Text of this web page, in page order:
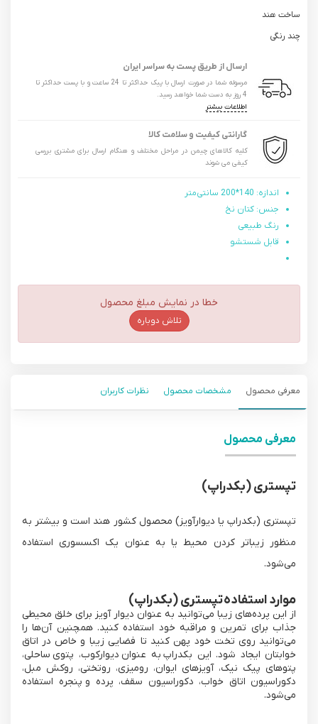
ساخت هند
چند رنگی
ارسال از طریق پست به سراسر ایران
مرسوله شما در صورت ارسال با پیک حداکثر تا 24 ساعت و با پست حداکثر تا
4 روز به دست شما خواهد رسید.
اطلاعات بیشتر
گارانتی کیفیت و سلامت کالا
کلیه کالاهای چیمن در مراحل مختلف و هنگام ارسال برای مشتری بررسی
کیفی می شوند
اندازه: 140*200 سانتی‌متر
جنس: کتان نخ
رنگ طبیعی
قابل شستشو
خطا در نمایش مبلغ محصول
تلاش دوباره
معرفی محصول مشخصات محصول نظرات کاربران
معرفی محصول
تپستری (بکدراپ)
تپستری (بکدراپ یا دیوارآویز) محصول کشور هند است و بیشتر به
منظور زیباتر کردن محیط یا به عنوان یک اکسسوری استفاده
می‌شود.
موارد استفاده تپستری (بکدراپ)
از این پرده‌های زیبا می‌توانید به عنوان دیوار آویز برای خلق محیطی
جذاب برای تمرین و مراقبه خود استفاده کنید. همچنین آن‌ها را
می‌توانید روی تخت خود پهن کنید تا فضایی زیبا و خاص در اتاق
خوابتان ایجاد شود. این بکدراپ به عنوان دیوارکوب، پتوی ساحلی،
پتوهای پیک نیک، آویزهای ایوان، رومیزی، روتختی، روکش مبل،
دکوراسیون اتاق خواب، دکوراسیون سقف، پرده و پنجره استفاده
می‌شود.